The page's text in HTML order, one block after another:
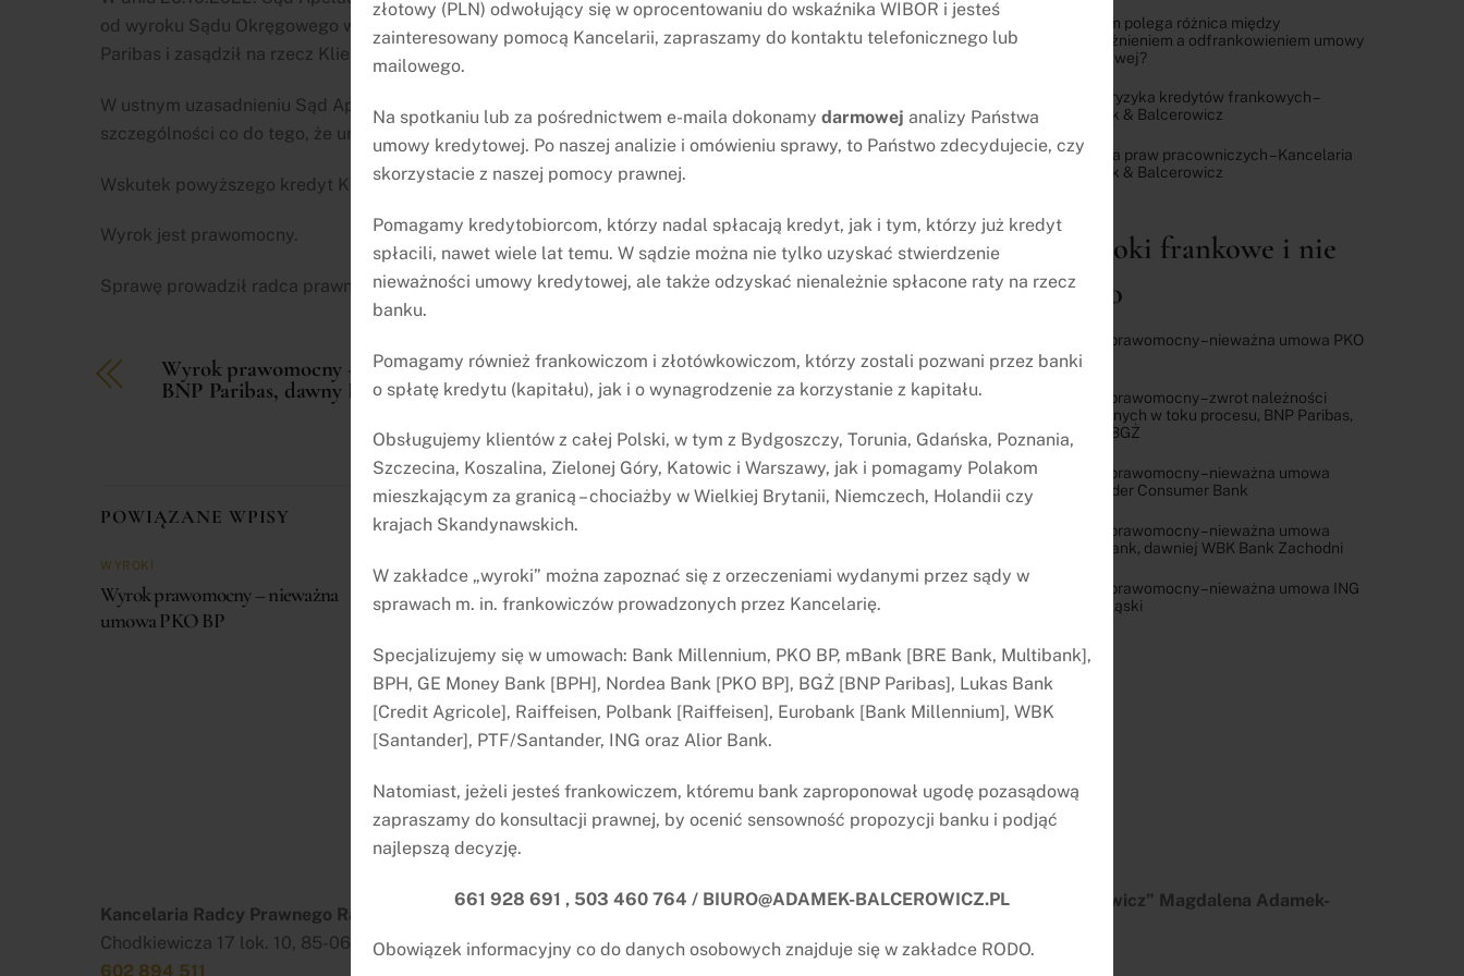
złotowy (PLN) odwołujący się w oprocentowaniu do wskaźnika WIBOR i jesteś
zainteresowany pomocą Kancelarii, zapraszamy do kontaktu telefonicznego lub
mailowego.
Na spotkaniu lub za pośrednictwem e-maila dokonamy darmowej analizy Państwa
umowy kredytowej. Po naszej analizie i omówieniu sprawy, to Państwo zdecydujecie, czy
skorzystacie z naszej pomocy prawnej.
Pomagamy kredytobiorcom, którzy nadal spłacają kredyt, jak i tym, którzy już kredyt
spłacili, nawet wiele lat temu. W sądzie można nie tylko uzyskać stwierdzenie
nieważności umowy kredytowej, ale także odzyskać nienależnie spłacone raty na rzecz
banku.
Pomagamy również frankowiczom i złotówkowiczom, którzy zostali pozwani przez banki
o spłatę kredytu (kapitału), jak i o wynagrodzenie za korzystanie z kapitału.
Obsługujemy klientów z całej Polski, w tym z Bydgoszczy, Torunia, Gdańska, Poznania,
Szczecina, Koszalina, Zielonej Góry, Katowic i Warszawy, jak i pomagamy Polakom
mieszkającym za granicą – chociażby w Wielkiej Brytanii, Niemczech, Holandii czy
krajach Skandynawskich.
W zakładce „wyroki” można zapoznać się z orzeczeniami wydanymi przez sądy w
sprawach m. in. frankowiczów prowadzonych przez Kancelarię.
Specjalizujemy się w umowach: Bank Millennium, PKO BP, mBank [BRE Bank, Multibank],
BPH, GE Money Bank [BPH], Nordea Bank [PKO BP], BGŻ [BNP Paribas], Lukas Bank
[Credit Agricole], Raiffeisen, Polbank [Raiffeisen], Eurobank [Bank Millennium], WBK
[Santander], PTF/Santander, ING oraz Alior Bank.
Natomiast, jeżeli jesteś frankowiczem, któremu bank zaproponował ugodę pozasądową
zapraszamy do konsultacji prawnej, by ocenić sensowność propozycji banku i podjąć
najlepszą decyzję.
661 928 691 , 503 460 764 / BIURO@ADAMEK-BALCEROWICZ.PL
Obowiązek informacyjny co do danych osobowych znajduje się w zakładce RODO.
od wyroku Sądu Okręgowego w Szczecinie [sygn. akt I C 145/21] oddalił w całości apelację banku – BNP
Paribas i zasądził na rzecz Klienta zwrot kosztów procesu za postępowanie apelacyjne.
W ustnym uzasadnieniu Sąd Apelacyjny podzielił w pełni uzasadnienie wyroku Sądu I instancji, w
szczególności co do tego, że umowa kredytowa jest nieważna od początku.
Wskutek powyższego kredyt Klientki nie istnieje.
Wyrok jest prawomocny.
Sprawę prowadził radca prawny Arkadiusz Balcerowicz i radca prawny Michał Arendt.
Wyrok prawomocny – nieważna umowa
BNP Paribas, dawny BGŻ
Wyrok – oddalenie powództwa Banku
Millennium o wynagrodzenie za
POWIĄZANE WPISY
WYROKI
Wyrok prawomocny – nieważna
umowa PKO BP
WYROKI
Wyrok prawomocny – zwrot
należności uiszczonych w toku procesu,
BNP Paribas, dawny BGŻ
Wyrok prawomocny – nieważna
umowa Santander Consumer Bank
Na czym polega różnica między
unieważnieniem a odfrankowieniem umowy
kredytowej?
Ocena ryzyka kredytów frankowych –
Adamek & Balcerowicz
Ochrona praw pracowniczych – Kancelaria
Adamek & Balcerowicz
Wyroki frankowe i nie
tylko
Wyrok prawomocny – nieważna umowa PKO
BP
Wyrok prawomocny – zwrot należności
uiszczonych w toku procesu, BNP Paribas,
dawny BGŻ
Wyrok prawomocny – nieważna umowa
Santander Consumer Bank
Wyrok prawomocny – nieważna umowa
Erste Bank, dawniej WBK Bank Zachodni
Wyrok prawomocny – nieważna umowa ING
Bank Śląski
Kancelaria Radcy Prawnego Rafał Łuczkowski
Chodkiewicza 17 lok. 10, 85-065 Bydgoszcz
602 894 511
Kancelaria Radcowska „Adamek & Balcerowicz” Magdalena Adamek-
Chodkiewicza 17 lok. 10, 85-065 Bydgoszcz